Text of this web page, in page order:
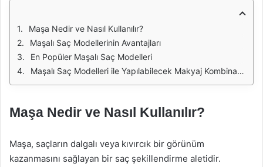
Maşa Nedir ve Nasıl Kullanılır?
Maşalı Saç Modellerinin Avantajları
En Popüler Maşalı Saç Modelleri
Maşalı Saç Modelleri ile Yapılabilecek Makyaj Kombinasyonları
Maşa Nedir ve Nasıl Kullanılır?
Maşa, saçların dalgalı veya kıvırcık bir görünüm
kazanmasını sağlayan bir saç şekillendirme aletidir.